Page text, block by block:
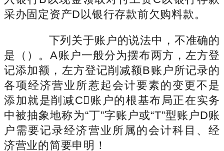
采办固定资产D以银行存款前欠购料款。
下列关于账户的说法中，不准确的
是（）。A账户一般分为摆布两方，左方登
记添加额，左方登记削减额B账户所记录的
各项经济营业所惹起会计要素的变更不是
添加就是削减C账户的根基布局正在实务
中被抽象地称为“丁”字账户或“T”型账户D账
户需要记录经济营业所属的会计科目、经
济营业的简要申明！